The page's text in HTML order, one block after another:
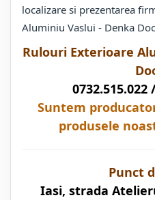
localizare si prezentarea
Aluminiu Vaslui - Denka
Rulouri Exterioare
0732.515.022
Suntem
produsele
Punct
Iasi, strada